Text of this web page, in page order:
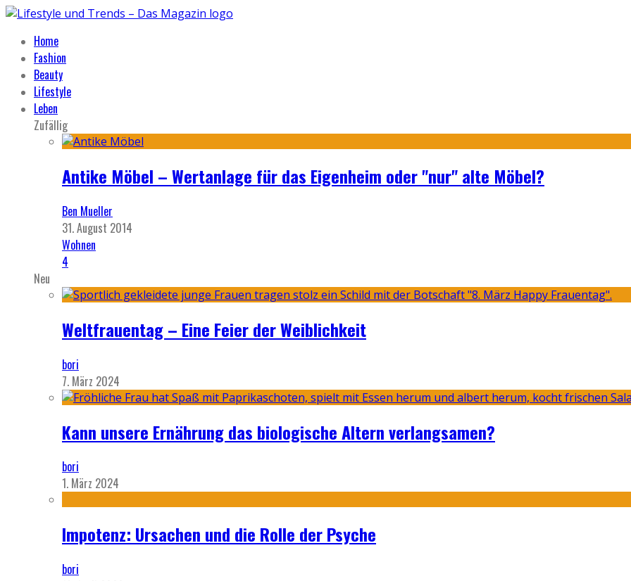
Home
Fashion
Beauty
Lifestyle
Leben
Zufällig
Antike Möbel – Wertanlage für das Eigenheim oder "nur" alte Möbel?
Ben Mueller
31. August 2014
Wohnen
4
Neu
Weltfrauentag – Eine Feier der Weiblichkeit
bori
7. März 2024
Kann unsere Ernährung das biologische Altern verlangsamen?
bori
1. März 2024
Impotenz: Ursachen und die Rolle der Psyche
bori